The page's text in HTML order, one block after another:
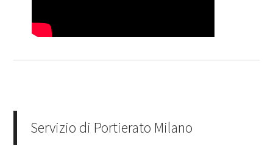
Servizio di Portierato Milano